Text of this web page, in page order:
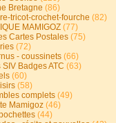
Bretagne (86)
tricot-crochet-fourche (82)
MAMIGOZ (77)
Cartes Postales (75)
(72)
- coussinets (66)
Badges ATC (63)
(60)
(58)
complets (49)
Mamigoz (46)
(44)